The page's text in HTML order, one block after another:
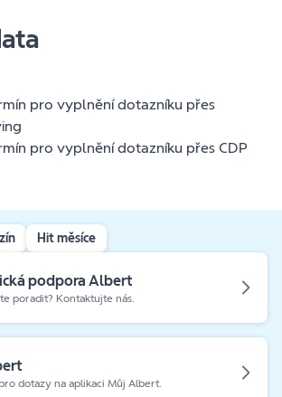
pro vyplnění dotazníku přes
pro vyplnění dotazníku přes CDP
Hit měsíce
podpora Albert
poradit? Kontaktujte nás.
dotazy na aplikaci Můj Albert.